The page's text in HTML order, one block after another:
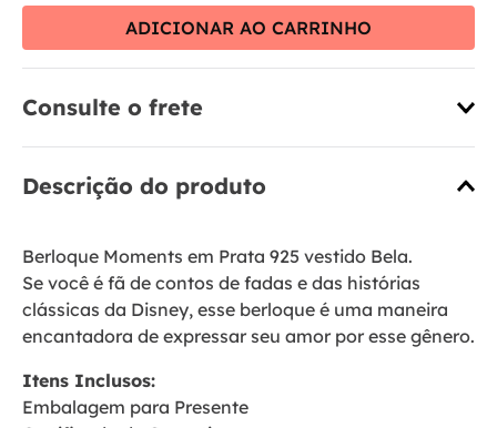
ADICIONAR AO CARRINHO
Consulte o frete
Descrição do produto
Berloque Moments em Prata 925 vestido Bela.
Se você é fã de contos de fadas e das histórias
clássicas da Disney, esse berloque é uma maneira
encantadora de expressar seu amor por esse gênero.
Itens Inclusos:
Embalagem para Presente